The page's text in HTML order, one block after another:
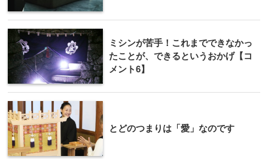
ミシンが苦手！これまでできなかっ
たことが、できるというおかげ【コ
メント6】
とどのつまりは「愛」なのです